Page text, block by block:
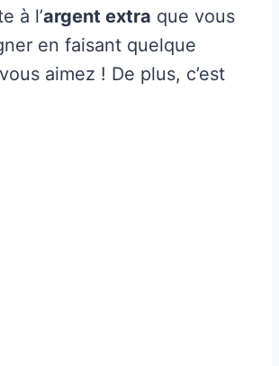
à l’argent extra que vous
en faisant quelque
aimez ! De plus, c’est